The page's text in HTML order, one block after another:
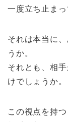
一度立ち止まっ
それは本当に
うか。
それとも、相
けでしょうか。
この視点を持つ